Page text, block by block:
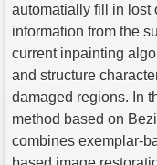
automatially fill in lost
information from the
current inpainting
and structure
damaged regions. In
method based on
combines exemplar-